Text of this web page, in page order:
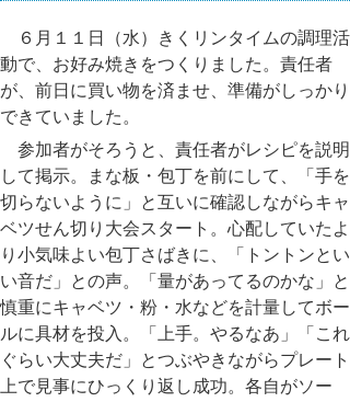
６月１１日（水）きくリンタイムの調理活
動で、お好み焼きをつくりました。責任者
が、前日に買い物を済ませ、準備がしっかり
できていました。
参加者がそろうと、責任者がレシピを説明
して掲示。まな板・包丁を前にして、「手を
切らないように」と互いに確認しながらキャ
ベツせん切り大会スタート。心配していたよ
り小気味よい包丁さばきに、「トントンとい
い音だ」との声。「量があってるのかな」と
慎重にキャベツ・粉・水などを計量してボー
ルに具材を投入。「上手。やるなあ」「これ
ぐらい大丈夫だ」とつぶやきながらプレート
上で見事にひっくり返し成功。各自がソー